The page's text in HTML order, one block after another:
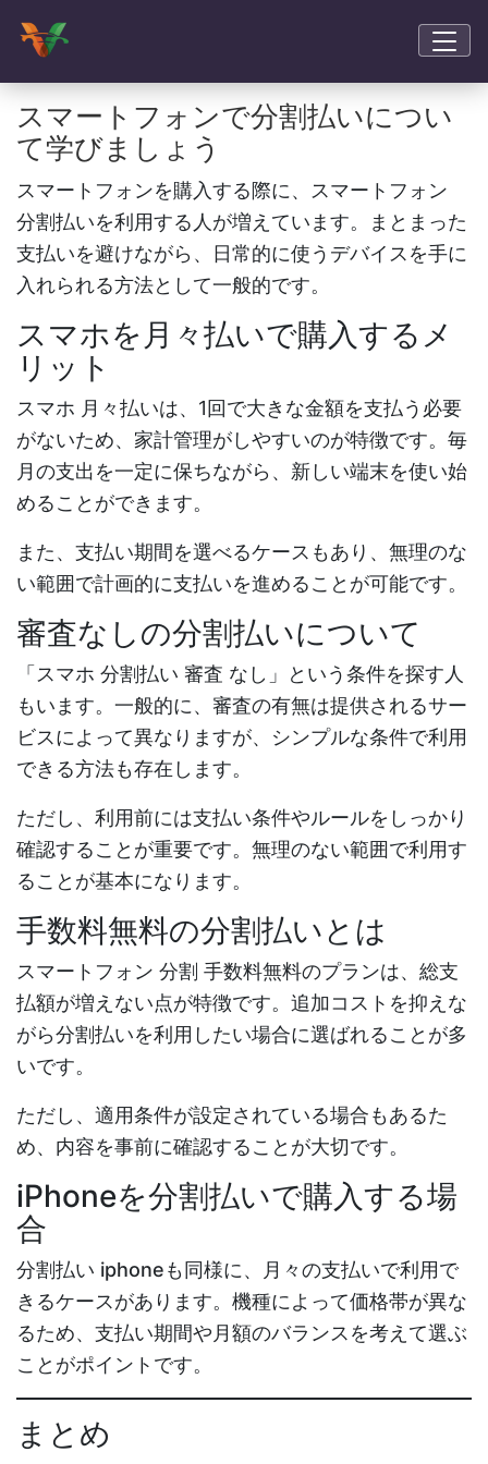
スマートフォンで分割払いについ
て学びましょう
スマートフォンを購入する際に、
スマートフォン
分割払いを利用する人が増えています。まとまった
支払いを避けながら、日常的に使うデバイスを手に
入れられる方法として一般的です。
スマホを月々払いで購入するメ
リット
スマホ 月々払いは、1回で大きな金額を支払う必要
がないため、家計管理がしやすいのが特徴です。毎
月の支出を一定に保ちながら、新しい端末を使い始
めることができます。
また、支払い期間を選べるケースもあり、無理のな
い範囲で計画的に支払いを進めることが可能です。
審査なしの分割払いについて
「 スマホ 分割払い 審査 なし 」という条件を探す人
もいます。一般的に、審査の有無は提供されるサー
ビスによって異なりますが、シンプルな条件で利用
できる方法も存在します。
ただし、利用前には支払い条件やルールをしっかり
確認することが重要です。無理のない範囲で利用す
ることが基本になります。
手数料無料の分割払いとは
スマートフォン 分割 手数料無料のプランは、総支
払額が増えない点が特徴です。追加コストを抑えな
がら分割払いを利用したい場合に選ばれることが多
いです。
ただし、適用条件が設定されている場合もあるた
め、内容を事前に確認することが大切です。
iPhoneを分割払いで購入する場
合
分割払い iphoneも同様に、月々の支払いで利用で
きるケースがあります。機種によって価格帯が異な
るため、支払い期間や月額のバランスを考えて選ぶ
ことがポイントです。
まとめ